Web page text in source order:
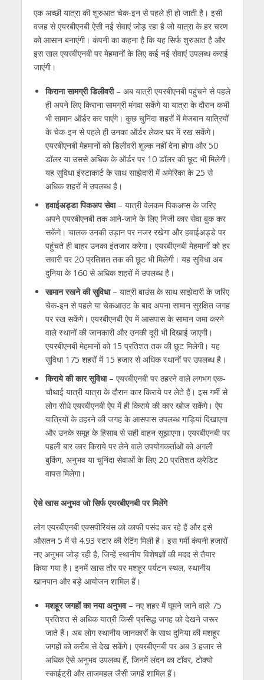
एक अच्छी यात्रा की शुरुआत चेक-इन से पहले ही हो जाती है। इसी
वजह से एयरबीएनबी ऐसी नई सेवाएं जोड़ रहा है जो यात्रा के हर चरण
को आसान बनाएंगी। कंपनी का कहना है कि यह सिर्फ शुरुआत है और
इस साल एयरबीएनबी पर मेहमानों के लिए कई नई सेवाएं उपलब्ध कराई
जाएंगी।
किराना सामग्री डिलीवरी– अब यात्री एयरबीएनबी पहुंचने से पहले
ही अपने लिए किराना सामग्री मंगवा सकेंगे या यात्रा के दौरान कभी
भी सामान ऑर्डर कर पाएंगे। कुछ चुनिंदा शहरों में मेजबान यात्रियों
के चेक-इन से पहले ही उनका ऑर्डर लेकर घर में रख सकेंगे।
एयरबीएनबी मेहमानों को डिलीवरी शुल्क नहीं देना होगा और 50
डॉलर या उससे अधिक के ऑर्डर पर 10 डॉलर की छूट भी मिलेगी।
यह सुविधा इंस्टाकार्ट के साथ साझेदारी में अमेरिका के 25 से
अधिक शहरों में उपलब्ध है।
हवाईअड्डा पिकअप सेवा– यात्री वेलकम पिकअप्स के जरिए
अपने एयरबीएनबी तक आने-जाने के लिए निजी कार सेवा बुक कर
सकेंगे। चालक उनकी उड़ान पर नजर रखेगा और हवाईअड्डे पर
पहुंचते ही बाहर उनका इंतजार करेगा। एयरबीएनबी मेहमानों को हर
सवारी पर 20 प्रतिशत तक की छूट भी मिलेगी। यह सुविधा अब
दुनिया के 160 से अधिक शहरों में उपलब्ध है।
सामान रखने की सुविधा– यात्री बाउंस के साथ साझेदारी के जरिए
चेक-इन से पहले या चेकआउट के बाद अपना सामान सुरक्षित जगह
पर रख सकेंगे। एयरबीएनबी ऐप में आसपास के सामान जमा करने
वाले स्थानों की जानकारी और उनकी दूरी भी दिखाई जाएगी।
एयरबीएनबी मेहमानों को 15 प्रतिशत तक की छूट मिलेगी। यह
सुविधा 175 शहरों में 15 हजार से अधिक स्थानों पर उपलब्ध है।
किराये की कार सुविधा– एयरबीएनबी पर ठहरने वाले लगभग एक-
चौथाई यात्री यात्रा के दौरान कार किराये पर लेते हैं। इस गर्मी से
लोग सीधे एयरबीएनबी ऐप में ही किराये की कार खोज सकेंगे। ऐप
यात्रियों के ठहरने की जगह के आसपास उपलब्ध गाड़ियां दिखाएगा
और उनके समूह के हिसाब से सही वाहन सुझाएगा। एयरबीएनबी पर
पहली बार कार किराये पर लेने वाले उपयोगकर्ताओं को अगली
बुकिंग, अनुभव या चुनिंदा सेवाओं के लिए 20 प्रतिशत क्रेडिट
वापस मिलेगा।
ऐसे खास अनुभव जो सिर्फ एयरबीएनबी पर मिलेंगे
लोग एयरबीएनबी एक्सपीरियंस को काफी पसंद कर रहे हैं और इसे
औसतन 5 में से 4.93 स्टार की रेटिंग मिली है। इस गर्मी कंपनी हजारों
नए अनुभव जोड़ रही है, जिन्हें स्थानीय विशेषज्ञों की मदद से तैयार
किया गया है। इनमें खास तौर पर मशहूर पर्यटन स्थल, स्थानीय
खानपान और बड़े आयोजन शामिल हैं।
मशहूर जगहों का नया अनुभव– नए शहर में घूमने जाने वाले 75
प्रतिशत से अधिक यात्री किसी प्रसिद्ध जगह को देखने जरूर
जाते हैं। अब लोग स्थानीय जानकारों के साथ दुनिया की मशहूर
जगहों को करीब से देख सकेंगे। एयरबीएनबी पर अब 3 हजार से
अधिक ऐसे अनुभव उपलब्ध हैं, जिनमें लंदन का टॉवर, टोक्यो
स्काईट्री और ताजमहल जैसी जगहें शामिल हैं।